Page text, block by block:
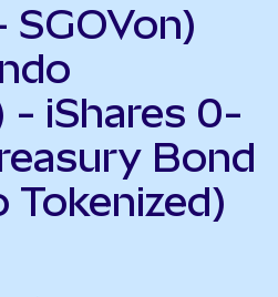
- iShares 0-
Bond
Tokenized)